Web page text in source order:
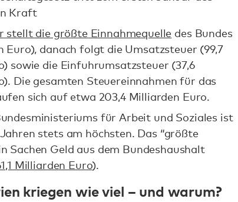
Kraft
stellt die größte Einnahmequelle des Bundes
Euro), danach folgt die Umsatzsteuer (99,7
sowie die Einfuhrumsatzsteuer (37,6
Die gesamten Steuereinnahmen für das
sich auf etwa 203,4 Milliarden Euro.
für Arbeit und Soziales ist
stets am höchsten. Das “größte
Sachen Geld aus dem Bundeshaushalt
Milliarden Euro).
kriegen wie viel – und warum?